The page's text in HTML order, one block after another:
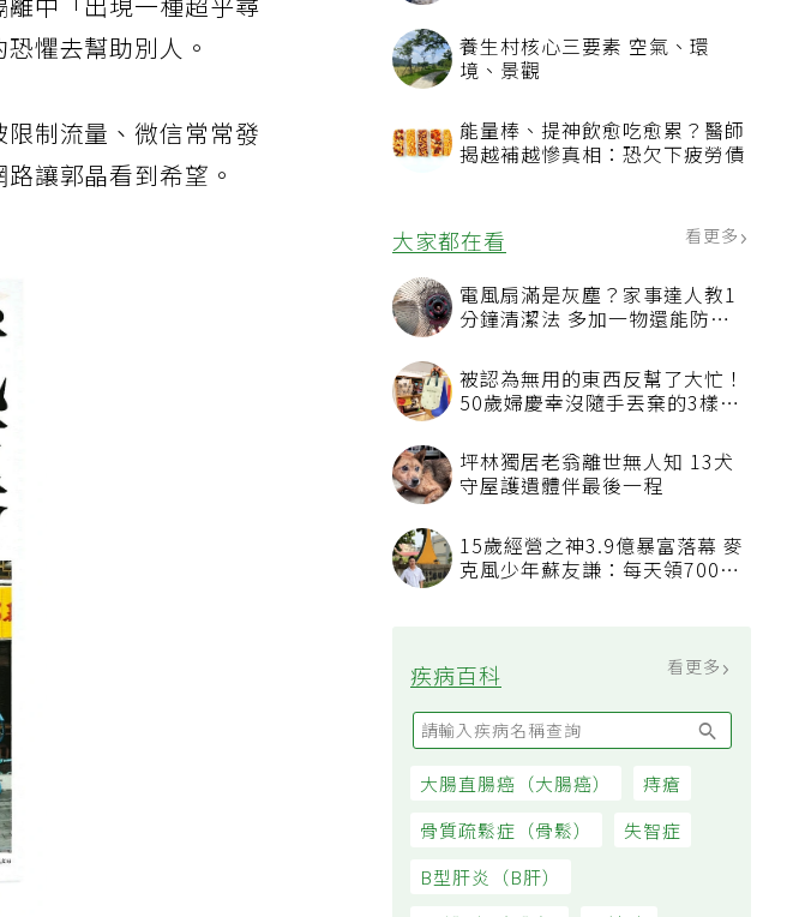
養生村核心三要素 空氣、環
境、景觀
能量棒、提神飲愈吃愈累？醫師
揭越補越慘真相：恐欠下疲勞債
大家都在看
電風扇滿是灰塵？家事達人教1
被認為無用的東西反幫了大忙！
50歲婦慶幸沒隨手丟棄的3樣物
品
坪林獨居老翁離世無人知 13犬
15歲經營之神3.9億暴富落幕 麥
疾病百科
中「出現一種超乎尋
懼去幫助別人。
制流量、微信常常發
讓郭晶看到希望。